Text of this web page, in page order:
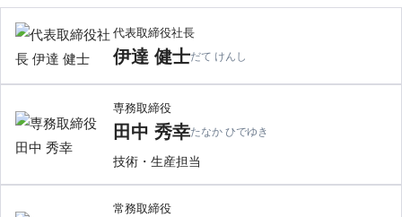
代表取締役社長
伊達 健士だて けんし
専務取締役
田中 秀幸たなか ひでゆき
技術・生産担当
常務取締役